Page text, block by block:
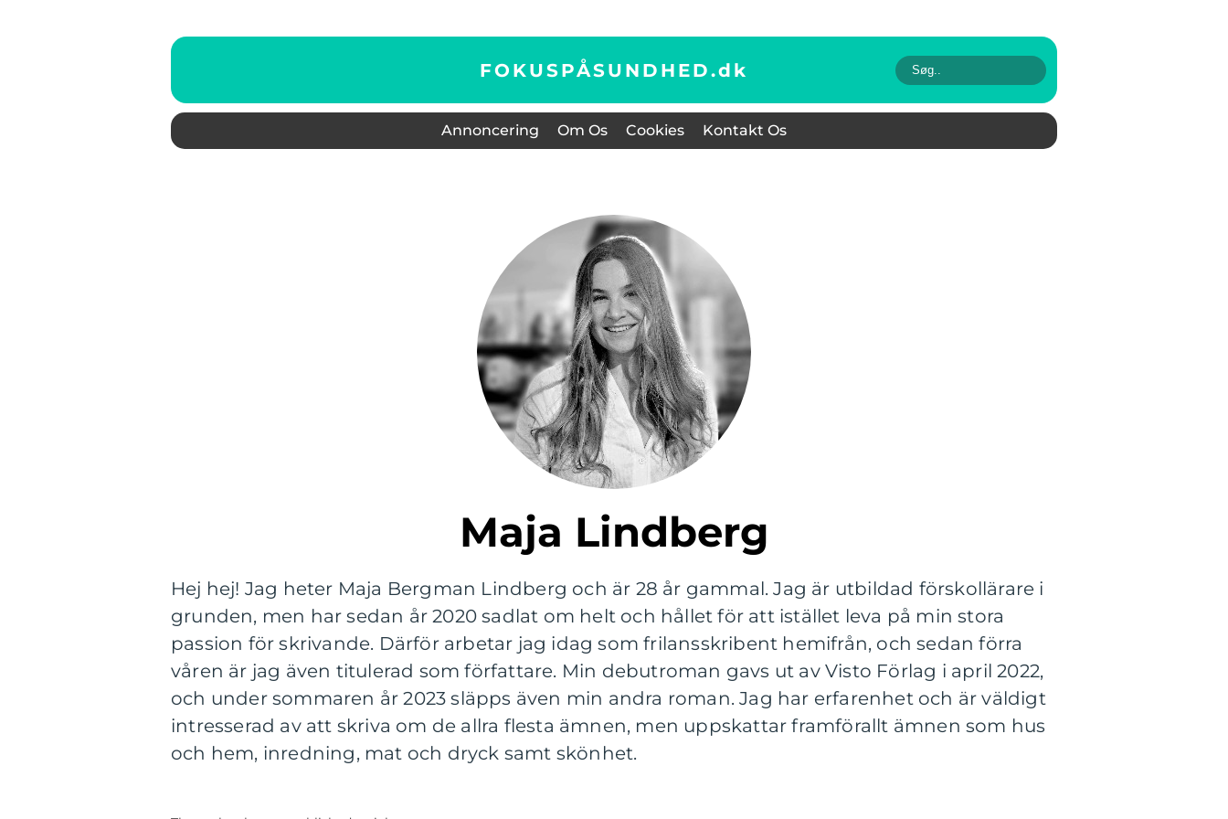
FOKUSPÅSUNDHED.dk
Annoncering Om Os Cookies Kontakt Os
Maja Lindberg
Hej hej! Jag heter Maja Bergman Lindberg och är 28 år gammal. Jag är utbildad förskollärare i
grunden, men har sedan år 2020 sadlat om helt och hållet för att istället leva på min stora
passion för skrivande. Därför arbetar jag idag som frilansskribent hemifrån, och sedan förra
våren är jag även titulerad som författare. Min debutroman gavs ut av Visto Förlag i april 2022,
och under sommaren år 2023 släpps även min andra roman. Jag har erfarenhet och är väldigt
intresserad av att skriva om de allra flesta ämnen, men uppskattar framförallt ämnen som hus
och hem, inredning, mat och dryck samt skönhet.